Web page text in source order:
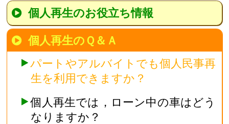
個人再生のお役立ち情報
個人再生のＱ＆Ａ
パートやアルバイトでも個人民事再
生を利用できますか？
個人再生では，ローン中の車はどう
なりますか？